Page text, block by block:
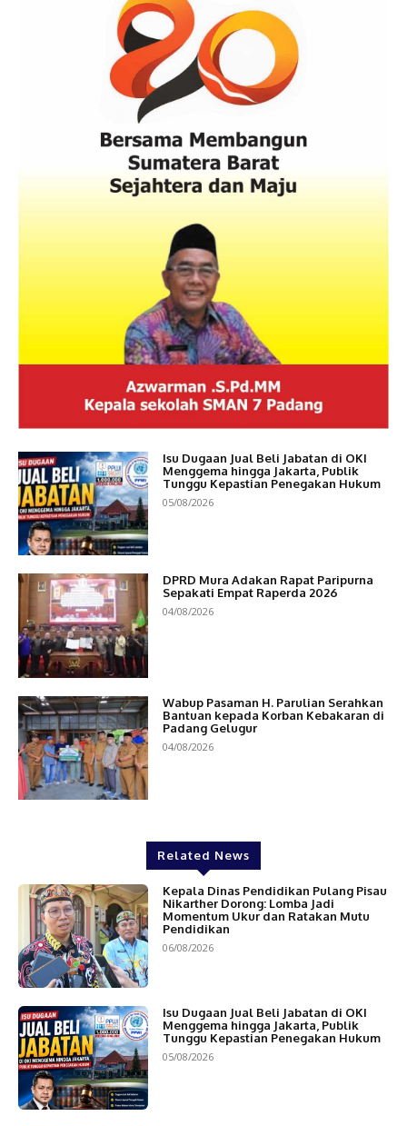
Isu Dugaan Jual Beli Jabatan di OKI
Menggema hingga Jakarta, Publik
Tunggu Kepastian Penegakan Hukum
05/08/2026
DPRD Mura Adakan Rapat Paripurna
Sepakati Empat Raperda 2026
04/08/2026
Wabup Pasaman H. Parulian Serahkan
Bantuan kepada Korban Kebakaran di
Padang Gelugur
04/08/2026
Related News
Kepala Dinas Pendidikan Pulang Pisau
Nikarther Dorong: Lomba Jadi
Momentum Ukur dan Ratakan Mutu
Pendidikan
06/08/2026
Isu Dugaan Jual Beli Jabatan di OKI
Menggema hingga Jakarta, Publik
Tunggu Kepastian Penegakan Hukum
05/08/2026